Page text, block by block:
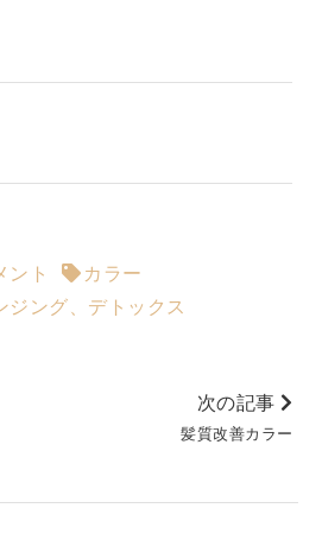
ント
カラー
ング、デトックス
次の記事
髪質改善カラー